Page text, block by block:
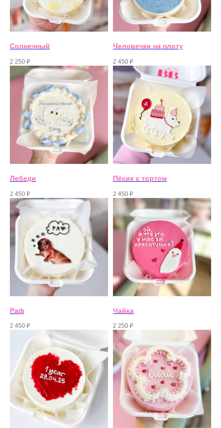
Солнечный
2 250 ₽
Человечки на плоту
2 450 ₽
Лебеди
2 450 ₽
Пёсик с тортом
2 450 ₽
Раф
2 450 ₽
Чайка
2 250 ₽
Свяжитесь с нами
Наши специалисты ответят на все
Часы работы менеджеров: 09:00 -
Написать менеджеру